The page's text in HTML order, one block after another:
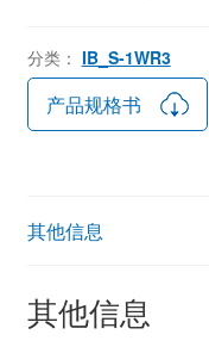
分类： IB_S-1WR3
产品规格书
其他信息
其他信息